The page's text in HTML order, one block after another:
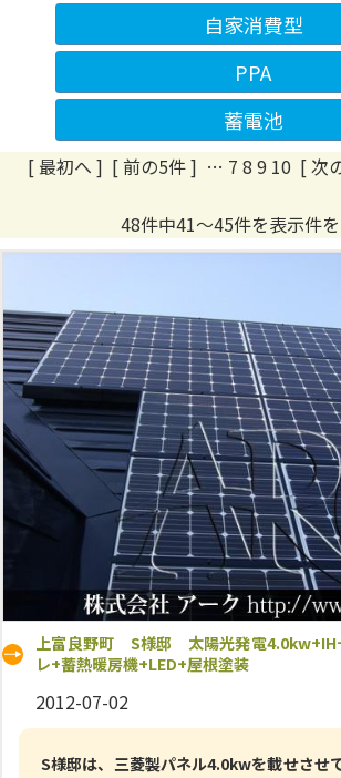
自家消費型
PPA
蓄電池
[ 最初へ ] [ 前の5件 ] … 7 8 9 10 [ 次
48件中41～45件を表示件
上富良野町 S様邸 太陽光発電
レ+蓄熱暖房機+LED+屋根塗装
2012-07-02
S様邸は、三菱製パネル4.0kwを載せさせ